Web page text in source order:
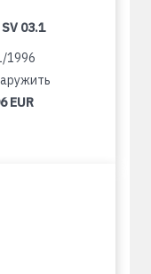
03.1
1996
EUR